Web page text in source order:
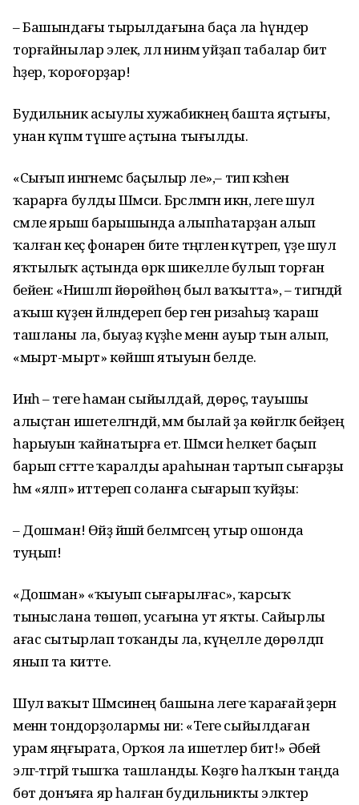
– Башындағы тырылдағына баҫа ла һүндерә
торғайнылар элек, әллә нинәмә уйҙап табалар бит
һәҙер, ҡороғорҙар!
Будильник асыулы хужабикәнең башта яҫтығы,
унан күпмә түшәге аҫтына тығылды.
«Сығып ингәнемсә баҫылыр әле»,– тип кәзәһен
ҡарарға булды Шәмсиә. Бәрәсләмәгән икән, әлеге шул
сәмле ярыш барышында алыпһатарҙан алып
ҡалған кеҫә фонарен бите тәңгәленә күтәреп, үҙе шул
яҡтылыҡ аҫтында өрәк шикелле булып торған
әбейенә: «Нишләп йөрөйһөң был ваҡытта», – тигәндәй
аҡыш күҙен әйләндереп бер генә ризаһыҙ ҡараш
ташланы ла, быуаҙ кәүҙәһе менән ауыр тын алып,
«мырт-мырт» көйшәп ятыуын белде.
Инһә – теге һаман сыйылдай, дөрөҫ, тауышы
алыҫтан ишетелгәндәй, әммә былай ҙа көйгәләк әбейҙең
һарыуын ҡайнатырға етә. Шәмсиә һелкетә баҫып
барып сәғәтте ҡаралды араһынан тартып сығарҙы
һәм «ялп» иттереп соланға сығарып ҡуйҙы:
– Дошман! Өйҙә йәшәй белмәгәсең утыр ошонда
туңып!
«Дошман» «ҡыуып сығарылғас», ҡарсыҡ
тыныслана төшөп, усағына ут яҡты. Сайырлы
ағас сытырлап тоҡанды ла, күңелле дөрөлдәп
янып та китте.
Шул ваҡыт Шәмсиәнең башына әлеге ҡарағай әҙернә
менән тондорҙолармы ни: «Теге сыйылдаған
урам яңғырата, Орҡоя ла ишетәлер бит!» Әбей
эләгә-тәгәрәй тышҡа ташланды. Көҙгө һалҡын таңда
бөтә донъяға яр һалған будильникты эләктерә